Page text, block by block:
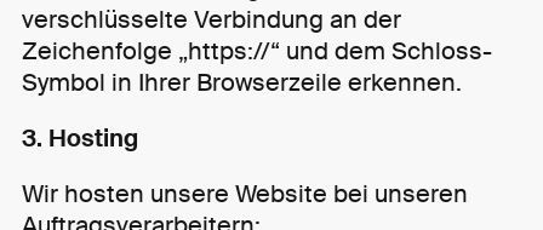
verschlüsselte Verbindung an der
Zeichenfolge „https://“ und dem Schloss-
Symbol in Ihrer Browserzeile erkennen.
3. Hosting
Wir hosten unsere Website bei unseren